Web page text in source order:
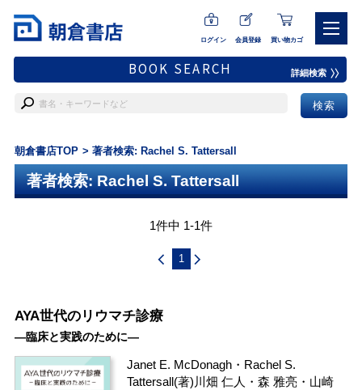
ログイン 会員登録 買い物カゴ
BOOK SEARCH 詳細検索
朝倉書店TOP 著者検索: Rachel S. Tattersall
著者検索: Rachel S. Tattersall
1件中 1-1件
1
AYA世代のリウマチ診療
―臨床と実践のために―
Janet E. McDonagh ・ Rachel S.
Tattersall(著) 川畑 仁人 ・森 雅亮 ・ 山崎